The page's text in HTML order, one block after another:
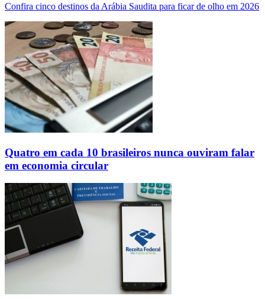
Confira cinco destinos da Arábia Saudita para ficar de olho em 2026
Quatro em cada 10 brasileiros nunca ouviram falar
em economia circular